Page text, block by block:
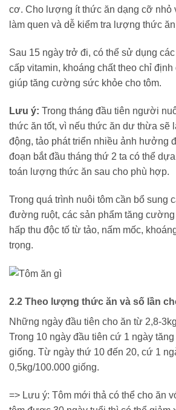
cơ. Cho lượng ít thức ăn dạng cỡ nhỏ
làm quen và dễ kiểm tra lượng thức
Sau 15 ngày trở đi, có thể sử dụng
cấp vitamin, khoáng chất theo chỉ định
giúp tăng cường sức khỏe cho tôm.
Lưu ý: Trong tháng đầu tiên người
thức ăn tốt, vì nếu thức ăn dư thừa sẽ
động, tảo phát triển nhiều ảnh hưởng
đoạn bắt đầu tháng thứ 2 ta có thể
toán lượng thức ăn sau cho phù hợp.
Trong quá trình nuôi tôm cần bổ sung
đường ruột, các sản phẩm tăng
hấp thu độc tố từ tảo, nấm mốc,
trọng.
2.2 Theo lượng thức ăn và số lần
Những ngày đầu tiên cho ăn từ 2,8-
Trong 10 ngày đầu tiên cứ 1 ngày
giống. Từ ngày thứ 10 đến 20, cứ 1
0,5kg/100.000 giống.
=> Lưu ý: Tôm mới thả có thể cho ăn